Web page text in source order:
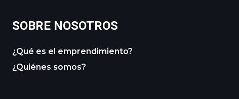
SOBRE NOSOTROS
¿Qué es el emprendimiento?
¿Quiénes somos?